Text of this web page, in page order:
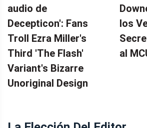
audio de
Decepticon': Fans
Troll Ezra Miller's
Third 'The Flash'
Variant's Bizarre
Unoriginal Design
los
al